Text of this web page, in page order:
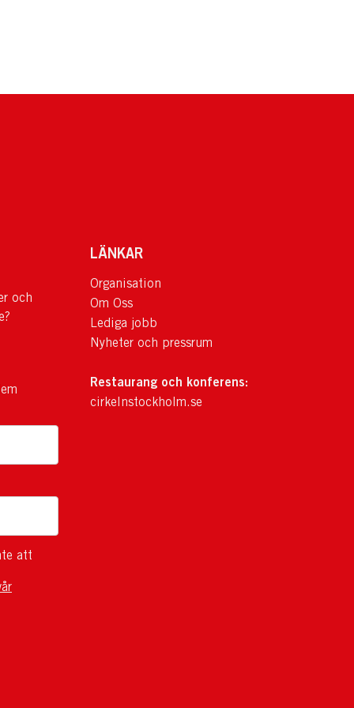
och
att
LÄNKAR
Organisation
Om Oss
Lediga jobb
Nyheter och pressrum
Restaurang och konferens:
cirkelnstockholm.se